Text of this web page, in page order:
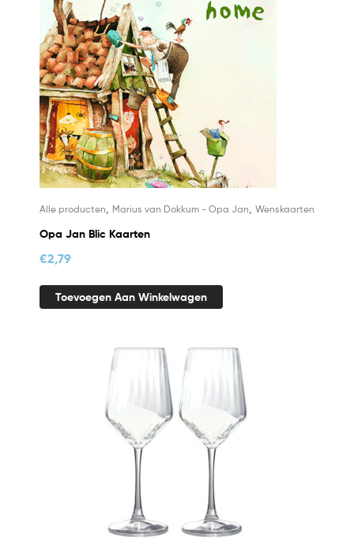
Alle producten Marius van Dokkum - Opa Jan Wenskaarten
Opa Jan Blic Kaarten
€2,79
Toevoegen Aan Winkelwagen